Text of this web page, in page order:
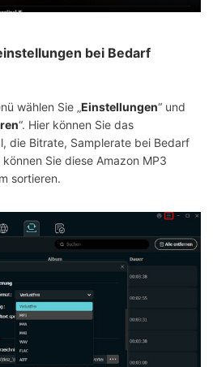
bei Bedarf
wählen Sie „Einstellungen“ und
“. Hier können Sie das
die Bitrate, Samplerate bei Bedarf
Sie diese Amazon MP3
sortieren.